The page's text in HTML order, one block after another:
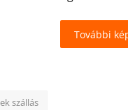
További
szállás